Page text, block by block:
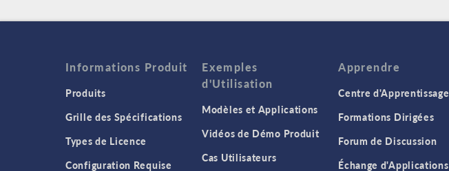
Informations Produit
Produits
Grille des Spécifications
Types de Licence
Configuration Requise
Exemples
d'Utilisation
Modèles et Applications
Vidéos de Démo Produit
Cas Utilisateurs
Apprendre
Centre d'Apprentissage
Formations Dirigées
Forum de Discussion
Échange d'Applications